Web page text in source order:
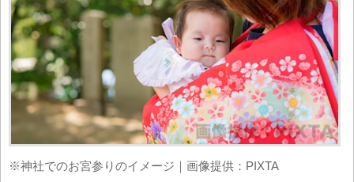
※神社でのお宮参りのイメージ｜画像提供：PIXTA